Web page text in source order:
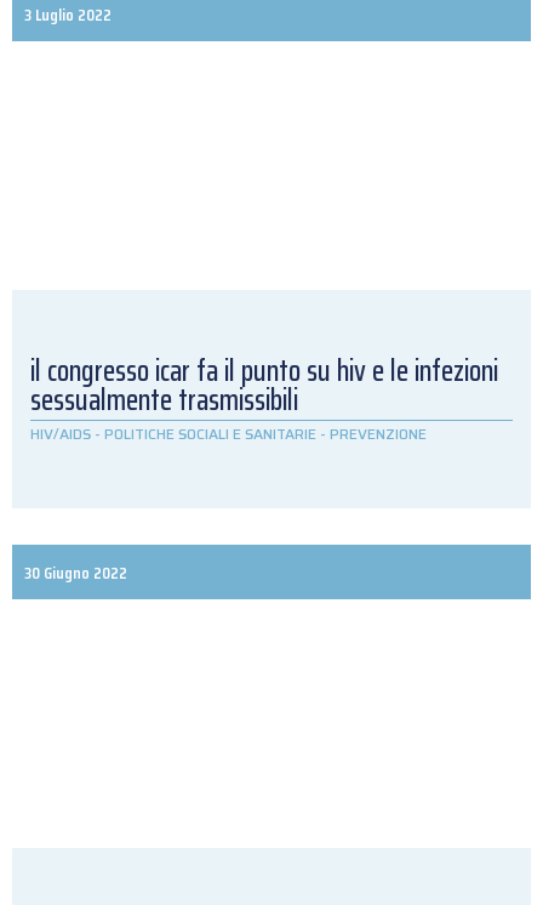
3 Luglio 2022
il congresso icar fa il punto su hiv e le infezioni
sessualmente trasmissibili
HIV/AIDS - POLITICHE SOCIALI E SANITARIE - PREVENZIONE
30 Giugno 2022